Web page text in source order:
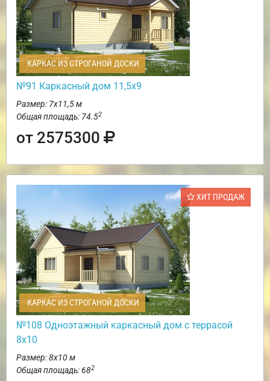
КАРКАС ИЗ СТРОГАНОЙ ДОСКИ
№91 Каркасный дом 11,5х9
Размер: 7х11,5 м
Общая площадь: 74.52
от 2575300
ХИТ ПРОДАЖ
КАРКАС ИЗ СТРОГАНОЙ ДОСКИ
№108 Одноэтажный каркасный дом с террасой
8х10
Размер: 8х10 м
Общая площадь: 682